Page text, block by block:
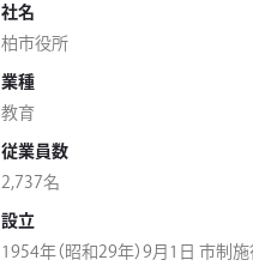
社名
柏市役所
業種
教育
従業員数
2,737名
設立
1954年（昭和29年）9月1日 市制施